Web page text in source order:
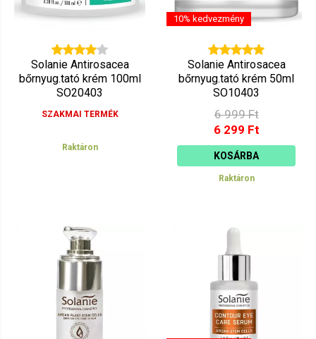
Solanie Antirosacea
bőrnyug.tató krém 100ml
SO20403
SZAKMAI TERMÉK
Raktáron
10% kedvezmény
Solanie Antirosacea
bőrnyug.tató krém 50ml
SO10403
6 999 Ft
6 299 Ft
KOSÁRBA
Raktáron